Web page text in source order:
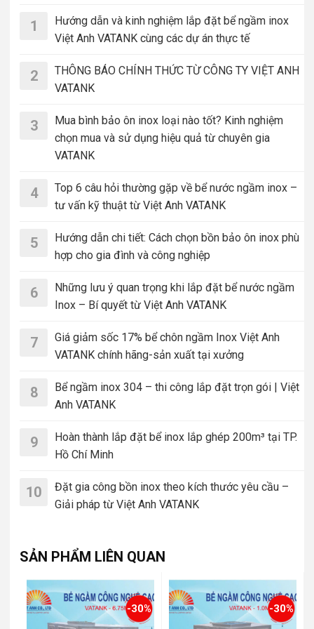
1
Hướng dẫn và kinh nghiệm lắp đặt bể ngầm inox
Việt Anh VATANK cùng các dự án thực tế
2
THÔNG BÁO CHÍNH THỨC TỪ CÔNG TY VIỆT ANH
VATANK
3
Mua bình bảo ôn inox loại nào tốt? Kinh nghiệm
chọn mua và sử dụng hiệu quả từ chuyên gia
VATANK
4
Top 6 câu hỏi thường gặp về bể nước ngầm inox –
tư vấn kỹ thuật từ Việt Anh VATANK
5
Hướng dẫn chi tiết: Cách chọn bồn bảo ôn inox phù
hợp cho gia đình và công nghiệp
6
Những lưu ý quan trọng khi lắp đặt bể nước ngầm
Inox – Bí quyết từ Việt Anh VATANK
7
Giá giảm sốc 17% bể chôn ngầm Inox Việt Anh
VATANK chính hãng-sản xuất tại xưởng
8
Bể ngầm inox 304 – thi công lắp đặt trọn gói | Việt
Anh VATANK
9
Hoàn thành lắp đặt bể inox lắp ghép 200m³ tại TP.
Hồ Chí Minh
10
Đặt gia công bồn inox theo kích thước yêu cầu –
Giải pháp từ Việt Anh VATANK
SẢN PHẨM LIÊN QUAN
-30% -30%